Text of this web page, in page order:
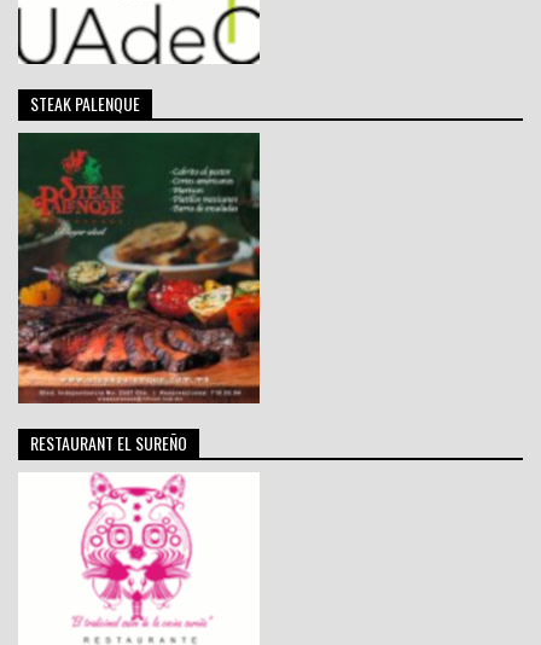
STEAK PALENQUE
RESTAURANT EL SUREÑO